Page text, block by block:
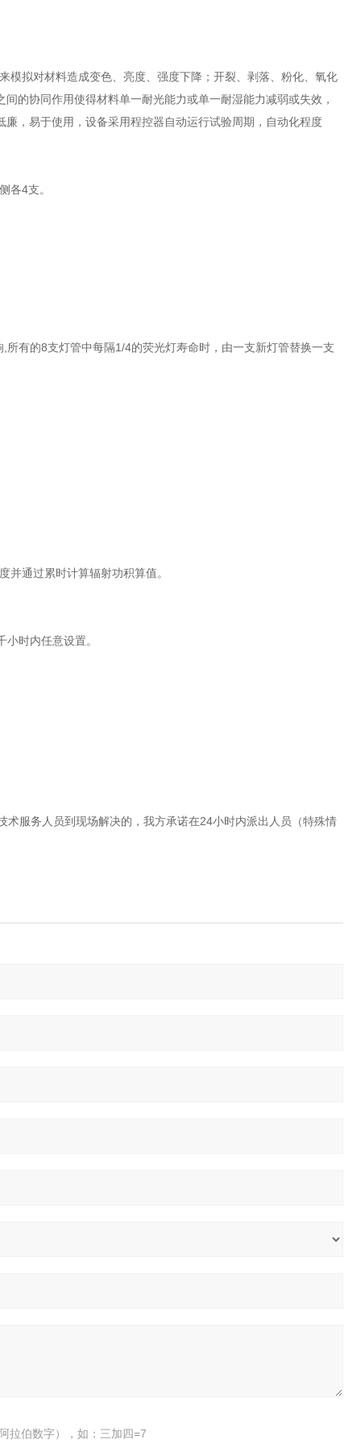
模拟对材料造成变色、亮度、强度下降；开裂、剥落、粉化、氧化
的协同作用使得材料单一耐光能力或单一耐湿能力减弱或失效，
，易于使用，设备采用程控器自动运行试验周期，自动化程度
各4支。
有的8支灯管中每隔1/4的荧光灯寿命时，由一支新灯管替换一支
并通过累时计算辐射功积算值。
时内任意设置。
服务人员到现场解决的，我方承诺在24小时内派出人员（特殊情
拉伯数字），如：三加四=7